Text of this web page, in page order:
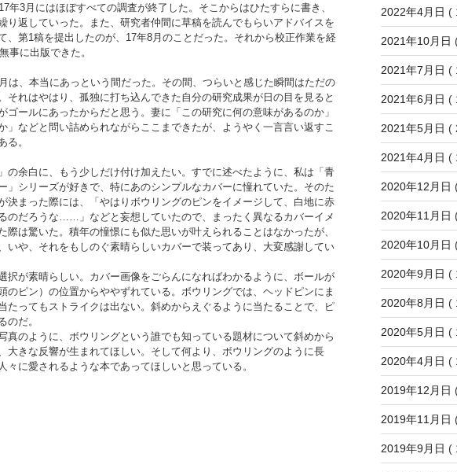
年3月にはほぼすべての調査が終了した。そこからはひたすらに書き、
り返していった。また、研究者仲間に草稿を読んでもらいアドバイスを
、第1稿を提出したのが、17年8月のことだった。それから校正作業を経
事に出版できた。
は、本当にあっという間だった。その間、つらいと感じた瞬間はただの
それはやはり、孤独に打ち込んできた自分の研究成果が日の目を見ると
ゴールにあったからだと思う。妻に「この研究に何の意味があるのか」
」などと問い詰められながらここまできたが、ようやく一言言い返すこ
る。
の余白に、もう少しだけ付け加えたい。すでに述べたように、私は「青
」シリーズが好きで、特にあのシンプルなカバーに憧れていた。そのた
決まった際には、「やはりボウリングのピンをイメージして、白地に赤
のだろうな……」などと妄想していたので、まったく異なるカバーイメ
際は驚いた。積年の憧憬にも似た思いが叶えられることはなかったが、
いや、それをもしのぐ素晴らしいカバーで装ってあり、大変感謝してい
択が素晴らしい。カバー画像をごらんになればわかるように、ボールが
のピン）の位置からややずれている。ボウリングでは、ヘッドピンにま
たってもストライクは出ない。斜めからえぐるように当たることで、ピ
のだ。
真のように、ボウリングという誰でも知っている題材について斜めから
大きな反響が生まれてほしい。そして何より、ボウリングのように長
々に愛されるような本であってほしいと思っている。
2022年4月日 (
2021年10月日
2021年7月日 (
2021年6月日 (
2021年5月日 (
2021年4月日 (
2020年12月日
2020年11月日
2020年10月日
2020年9月日 (
2020年8月日 (
2020年5月日 (
2020年4月日 (
2019年12月日
2019年11月日
2019年9月日 (